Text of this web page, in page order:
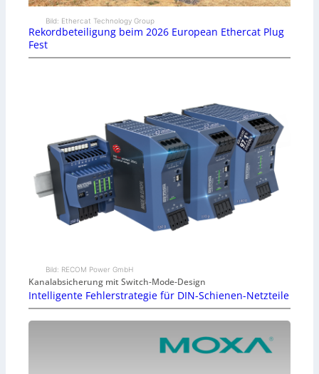
Bild: Ethercat Technology Group
Rekordbeteiligung beim 2026 European Ethercat Plug
Fest
Bild: RECOM Power GmbH
Kanalabsicherung mit Switch-Mode-Design
Intelligente Fehlerstrategie für DIN-Schienen-Netzteile